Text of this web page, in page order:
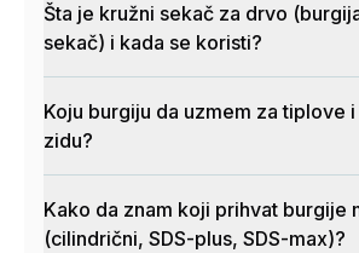
Šta je kružni sekač za drvo
sekač) i kada se koristi?
Koju burgiju da uzmem za tiplove
zidu?
Kako da znam koji prihvat burgije
(cilindrični, SDS-plus, SDS-max)?